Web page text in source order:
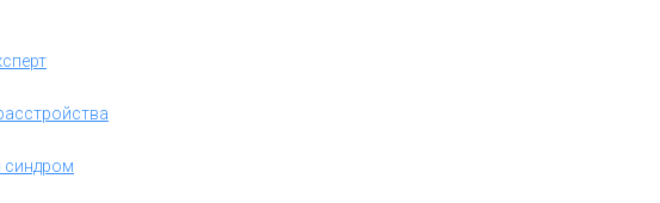
синдром